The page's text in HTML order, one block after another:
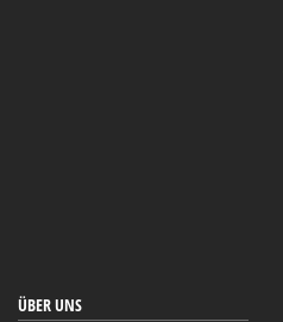
ÜBER UNS